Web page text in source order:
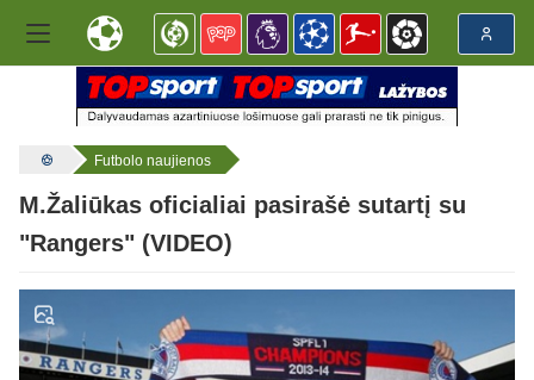
Futbolo naujienos
M.Žaliūkas oficialiai pasirašė sutartį su
"Rangers" (VIDEO)